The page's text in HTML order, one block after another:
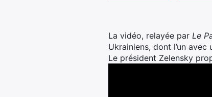
La vidéo, relayée par Le
Ukrainiens, dont l’un
Le président Zelensky